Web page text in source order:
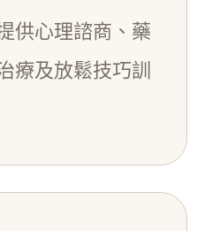
供心理諮商、藥
療及放鬆技巧訓